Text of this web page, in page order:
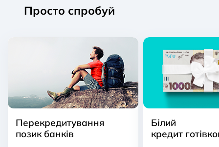
Просто спробуй
Перекредитування
позик банків
Білий
кредит